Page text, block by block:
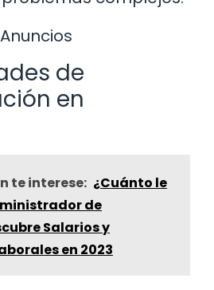
Anuncios
de
en
te interese: ¿Cuánto le
de
Salarios y
en 2023